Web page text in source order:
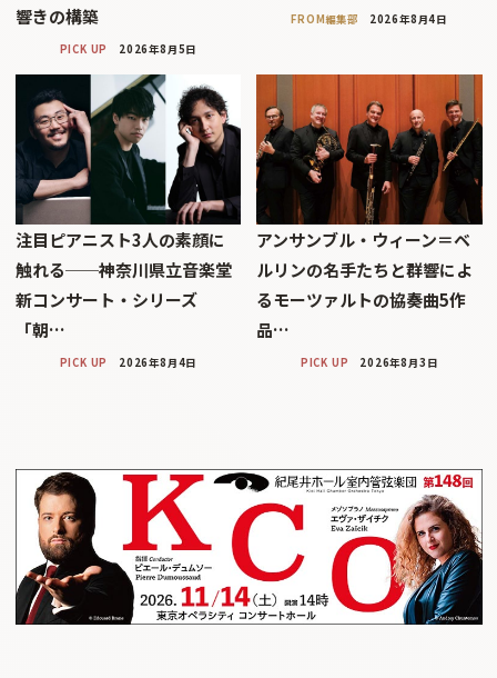
響きの構築
PICK UP 2026年8月5日
FROM編集部 2026年8月4日
注目ピアニスト3人の素顔に
触れる──神奈川県立音楽堂
新コンサート・シリーズ
「朝…
PICK UP 2026年8月4日
アンサンブル・ウィーン＝ベ
ルリンの名手たちと群響によ
るモーツァルトの協奏曲5作
品…
PICK UP 2026年8月3日